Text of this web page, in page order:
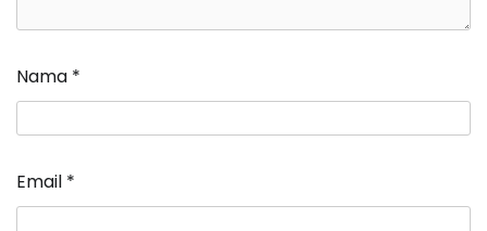
Nama *
Email *